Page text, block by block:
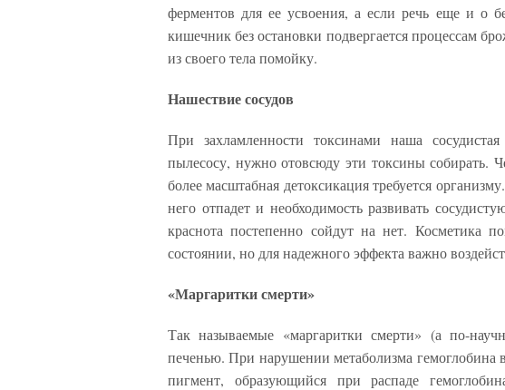
ферментов для ее усвоения, а если речь еще и о
кишечник без остановки подвергается процессам
из своего тела помойку.
Нашествие сосудов
При захламленности токсинами наша
пылесосу, нужно отовсюду эти токсины собирать.
более масштабная детоксикация требуется
него отпадет и необходимость развивать
краснота постепенно сойдут на нет. Косметика
состоянии, но для надежного эффекта важно
«Маргаритки смерти»
Так называемые «маргаритки смерти» (а по-
печенью. При нарушении метаболизма гемоглобина
пигмент, образующийся при распаде